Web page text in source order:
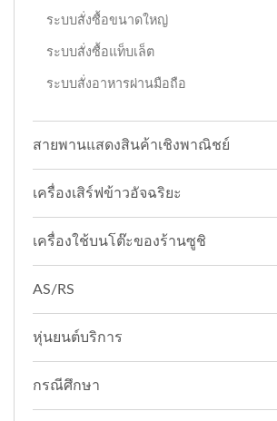
ระบบสั่งซื้อขนาดใหญ่
ระบบสั่งซื้อแท็บเล็ต
ระบบสั่งอาหารผ่านมือถือ
สายพานแสดงสินค้าเชิงพาณิชย์
เครื่องเสิร์ฟข้าวอัจฉริยะ
เครื่องใช้บนโต๊ะของร้านซูชิ
AS/RS
หุ่นยนต์บริการ
กรณีศึกษา